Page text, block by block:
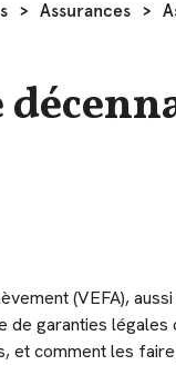
> Assurances >
(VEFA),
de garanties légales
et comment les